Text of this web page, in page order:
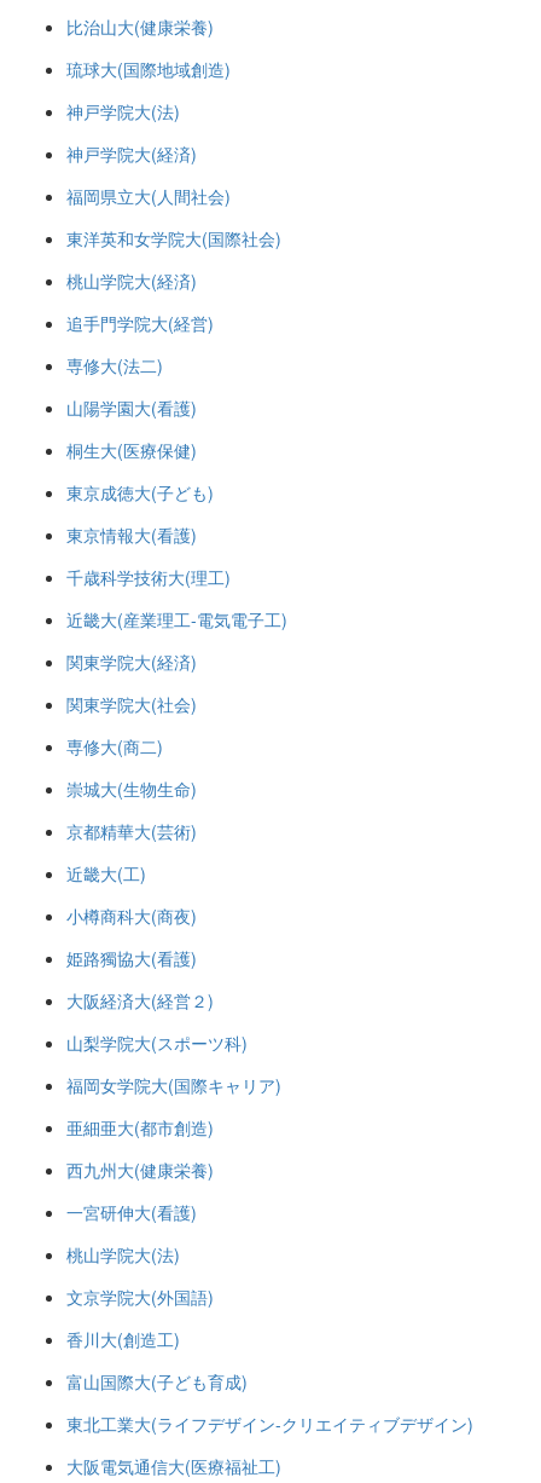
比治山大(健康栄養)
琉球大(国際地域創造)
神戸学院大(法)
神戸学院大(経済)
福岡県立大(人間社会)
東洋英和女学院大(国際社会)
桃山学院大(経済)
追手門学院大(経営)
専修大(法二)
山陽学園大(看護)
桐生大(医療保健)
東京成徳大(子ども)
東京情報大(看護)
千歳科学技術大(理工)
近畿大(産業理工-電気電子工)
関東学院大(経済)
関東学院大(社会)
専修大(商二)
崇城大(生物生命)
京都精華大(芸術)
近畿大(工)
小樽商科大(商夜)
姫路獨協大(看護)
大阪経済大(経営２)
山梨学院大(スポーツ科)
福岡女学院大(国際キャリア)
亜細亜大(都市創造)
西九州大(健康栄養)
一宮研伸大(看護)
桃山学院大(法)
文京学院大(外国語)
香川大(創造工)
富山国際大(子ども育成)
東北工業大(ライフデザイン-クリエイティブデザイン)
大阪電気通信大(医療福祉工)